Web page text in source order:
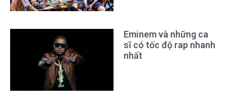
Eminem và những ca
sĩ có tốc độ rap nhanh
nhất